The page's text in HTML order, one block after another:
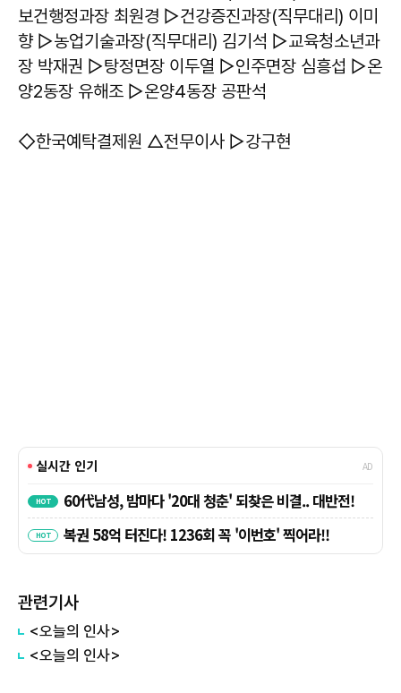
보건행정과장 최원경 ▷건강증진과장(직무대리) 이미
향 ▷농업기술과장(직무대리) 김기석 ▷교육청소년과
장 박재권 ▷탕정면장 이두열 ▷인주면장 심흥섭 ▷온
양2동장 유해조 ▷온양4동장 공판석
◇한국예탁결제원 △전무이사 ▷강구현
관련기사
<오늘의 인사>
<오늘의 인사>